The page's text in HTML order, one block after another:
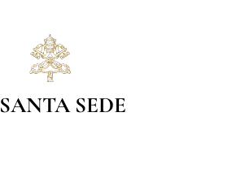
SANTA SEDE